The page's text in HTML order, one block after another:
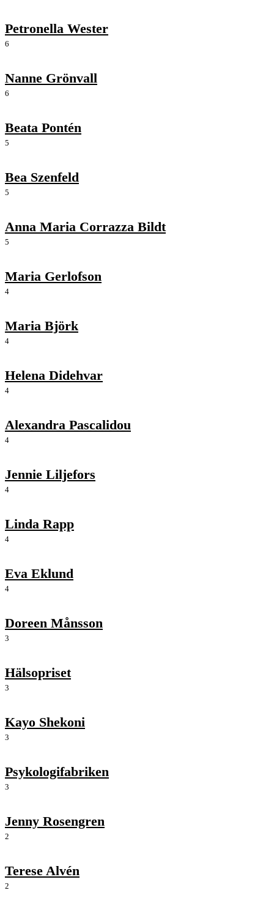
Petronella Wester
6
Nanne Grönvall
6
Beata Pontén
5
Bea Szenfeld
5
Anna Maria Corrazza Bildt
5
Maria Gerlofson
4
Maria Björk
4
Helena Didehvar
4
Alexandra Pascalidou
4
Jennie Liljefors
4
Linda Rapp
4
Eva Eklund
4
Doreen Månsson
3
Hälsopriset
3
Kayo Shekoni
3
Psykologifabriken
3
Jenny Rosengren
2
Terese Alvén
2